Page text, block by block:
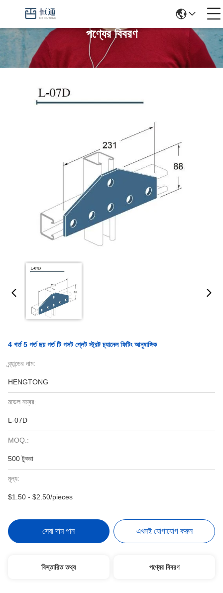
পণ্যের বিবরণ
4 গর্ত 5 গর্ত ছয় গর্ত টি গসট প্লেট স্ট্রট চ্যানেল ফিটিং আনুষাঙ্গিক
ব্র্যান্ডের নাম:
HENGTONG
মডেল নম্বর:
L-07D
MOQ.:
500 টুকরা
মূল্য:
$1.50 - $2.50/pieces
সেরা দাম পান এখনই যোগাযোগ করুন
বিস্তারিত তথ্য পণ্যের বিবরণ